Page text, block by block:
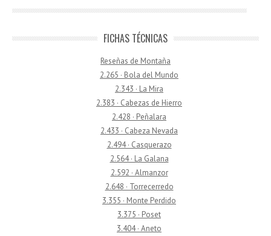
FICHAS TÉCNICAS
Reseñas de Montaña
2.265 · Bola del Mundo
2.343 · La Mira
2.383 · Cabezas de Hierro
2.428 · Peñalara
2.433 · Cabeza Nevada
2.494 · Casquerazo
2.564 · La Galana
2.592 · Almanzor
2.648 · Torrecerredo
3.355 · Monte Perdido
3.375 · Poset
3.404 · Aneto